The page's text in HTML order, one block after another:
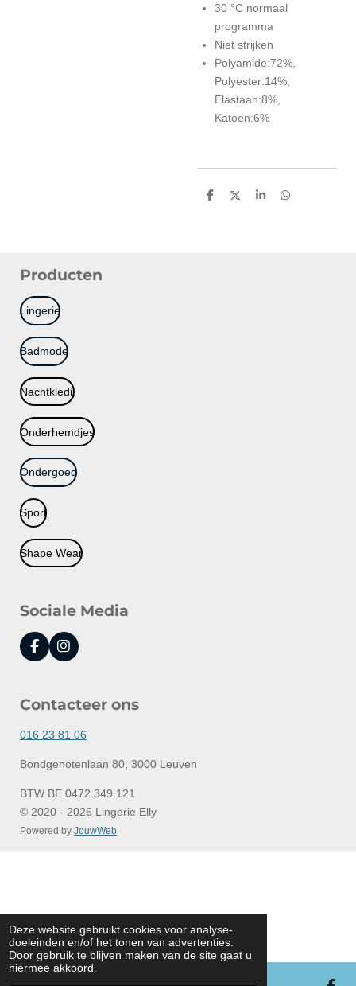
Deze website gebruikt cookies voor analyse-
doeleinden en/of het tonen van advertenties.
Door gebruik te blijven maken van de site gaat u
hiermee akkoord.
30 °C normaal
programma
Niet strijken
Polyamide:72%,
Polyester:14%,
Elastaan:8%,
Katoen:6%
D
D
S
D
Producten
Lingerie
Badmode
Nachtkledij
Onderhemdjes
Ondergoed
Sport
Shape Wear
Sociale Media
F
a
b
o
k
I
n
a
r
a
Contacteer ons
016 23 81 06
Bondgenotenlaan 80, 3000 Leuven
BTW BE 0472.349.121
© 2020 - 2026 Lingerie Elly
Powered by JouwWeb